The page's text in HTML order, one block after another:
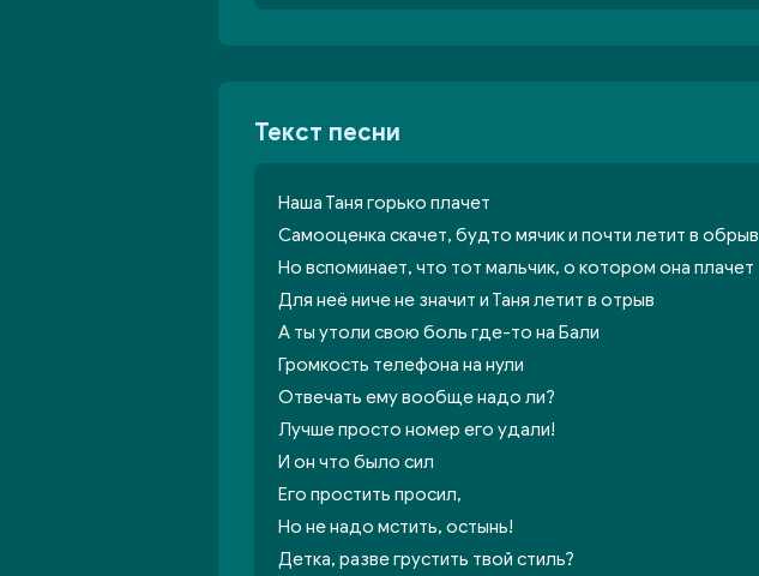
Текст песни
Наша Таня горько плачет
Самооценка скачет, будто мячик и почти летит в обрыв
Но вспоминает, что тот мальчик, о котором она плачет
Для неё ниче не значит и Таня летит в отрыв
А ты утоли свою боль где-то на Бали
Громкость телефона на нули
Отвечать ему вообще надо ли?
Лучше просто номер его удали!
И он что было сил
Его простить просил,
Но не надо мстить, остынь!
Детка, разве грустить твой стиль?